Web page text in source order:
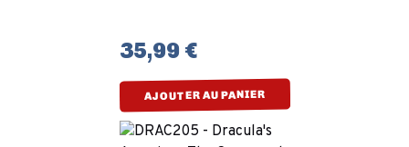
35,99 €
AJOUTER AU PANIER